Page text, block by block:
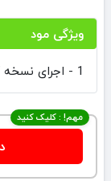
ویژگی مود
1 - اجرای نسخه کنسولی برای اندروید
مهم! : کلیک کنید